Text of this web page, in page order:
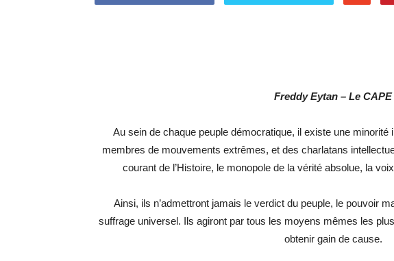
Freddy Eytan – Le CAPE
Au sein de chaque peuple démocratique, il existe une
membres de mouvements extrêmes, et des charlatans
courant de l’Histoire, le monopole de la vérité absolue, la
Ainsi, ils n’admettront jamais le verdict du peuple, le pouvoir
suffrage universel. Ils agiront par tous les moyens mêmes les
obtenir gain de cause.